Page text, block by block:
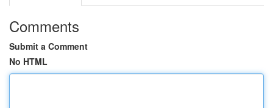
Comments
Submit a Comment
No HTML